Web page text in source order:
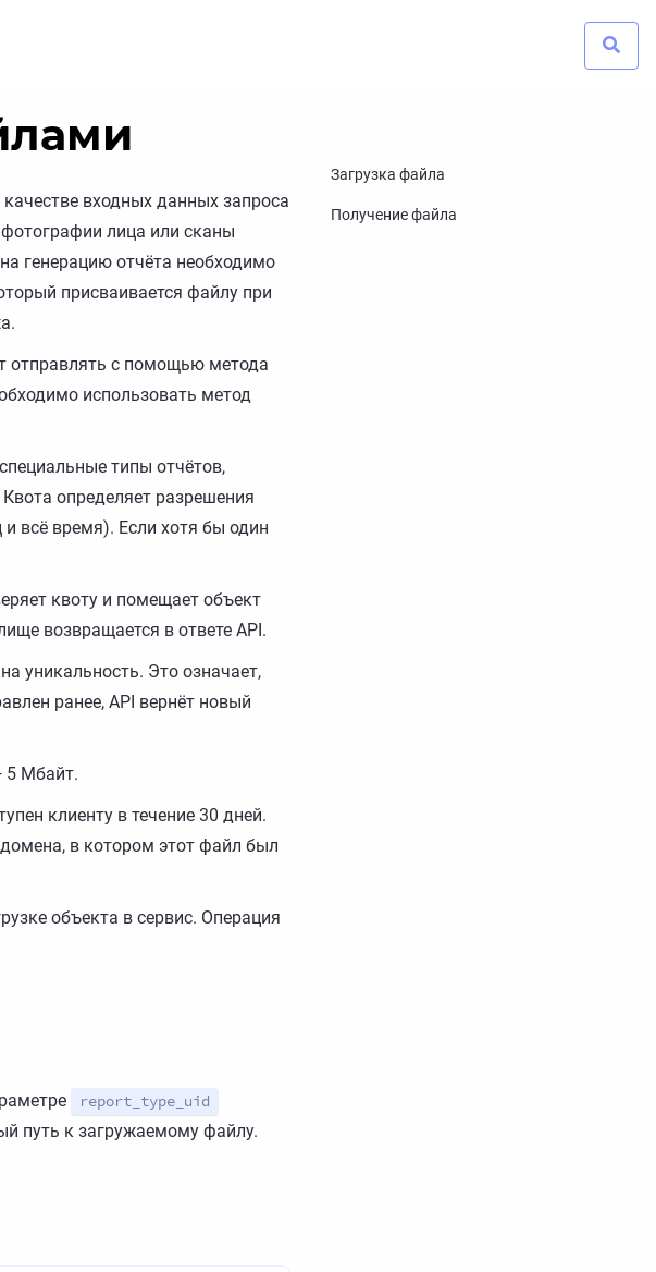
Загрузка файла
Получение файла
входных данных запроса
лица или сканы
генерацию отчёта необходимо
присваивается файлу при
отправлять с помощью метода
использовать метод
типы отчётов,
Квота определяет разрешения
и всё время). Если хотя бы один
квоту и помещает объект
возвращается в ответе API.
уникальность. Это означает,
ранее, API вернёт новый
5 Мбайт.
клиенту в течение 30 дней.
в котором этот файл был
объекта в сервис. Операция
report_type_uid
путь к загружаемому файлу.